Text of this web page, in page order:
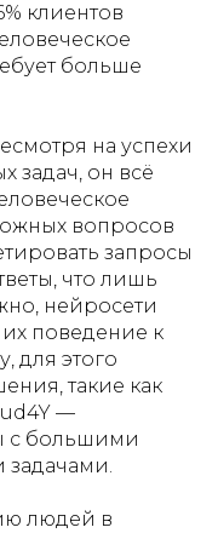
клиентов
больше
на успехи
задач, он всё
вопросов
запросы
что лишь
нейросети
поведение к
для этого
такие как
—
с большими
людей в